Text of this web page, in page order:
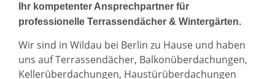
Ihr kompetenter Ansprechpartner für
professionelle Terrassendächer & Wintergärten.
Wir sind in Wildau bei Berlin zu Hause und haben
uns auf Terrassendächer, Balkonüberdachungen,
Kellerüberdachungen, Haustürüberdachungen